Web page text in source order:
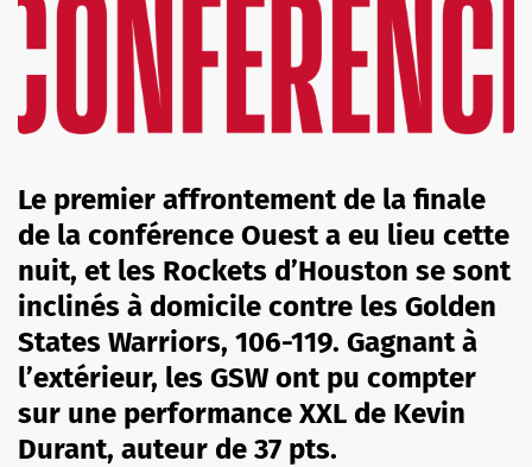
Le premier affrontement de la finale
de la conférence Ouest a eu lieu cette
nuit, et les Rockets d’Houston se sont
inclinés à domicile contre les Golden
States Warriors, 106-119. Gagnant à
l’extérieur, les GSW ont pu compter
sur une performance XXL de Kevin
Durant, auteur de 37 pts.